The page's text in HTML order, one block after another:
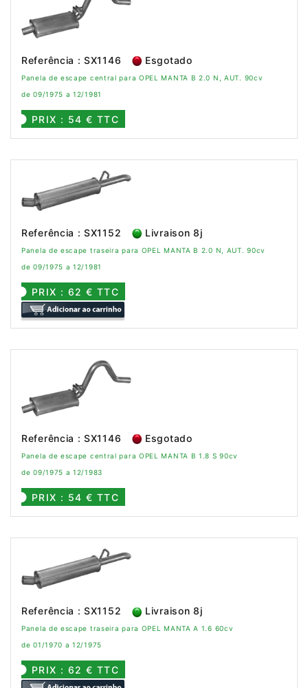
Referência : SX1146 Esgotado
Panela de escape central para OPEL MANTA B 2.0 N, AUT. 90cv
de 09/1975 a 12/1981
PRIX : 54 € TTC
Referência : SX1152 Livraison 8j
Panela de escape traseira para OPEL MANTA B 2.0 N, AUT. 90cv
de 09/1975 a 12/1981
PRIX : 62 € TTC
Referência : SX1146 Esgotado
Panela de escape central para OPEL MANTA B 1.8 S 90cv
de 09/1975 a 12/1983
PRIX : 54 € TTC
Referência : SX1152 Livraison 8j
Panela de escape traseira para OPEL MANTA A 1.6 60cv
de 01/1970 a 12/1975
PRIX : 62 € TTC